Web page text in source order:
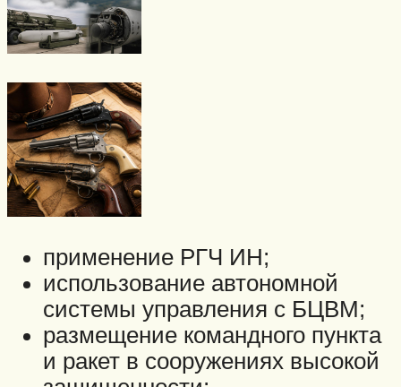
применение РГЧ ИН;
использование автономной
системы управления с БЦВМ;
размещение командного пункта
и ракет в сооружениях высокой